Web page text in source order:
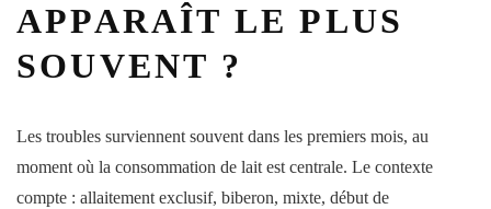
APPARAÎT LE PLUS
SOUVENT ?
Les troubles surviennent souvent dans les premiers mois, au
moment où la consommation de lait est centrale. Le contexte
compte : allaitement exclusif, biberon, mixte, début de